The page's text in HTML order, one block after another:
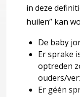
over 2
in deze
huilen” kan
De baby
Er sprake
optreden
ouders/
Er géén